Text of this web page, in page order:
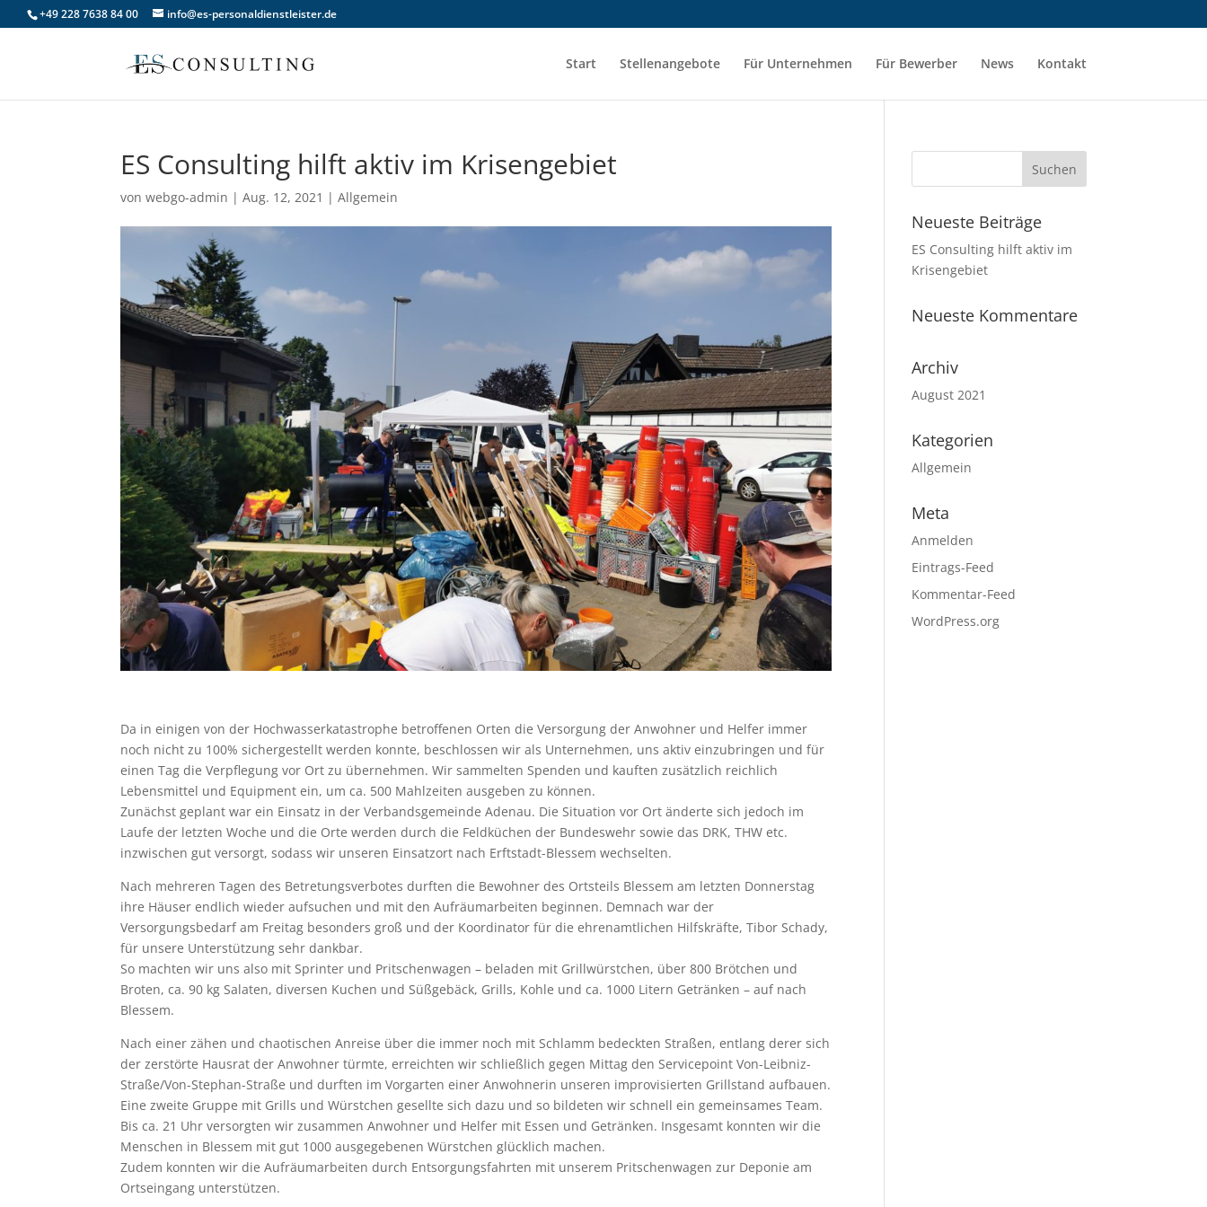
+49 228 7638 84 00 info@es-personaldienstleister.de
Start Stellenangebote Für Unternehmen Für Bewerber News Kontakt
ES Consulting hilft aktiv im Krisengebiet
vonwebgo-admin |Aug. 12, 2021 |Allgemein
Da in einigen von der Hochwasserkatastrophe betroffenen Orten die Versorgung der Anwohner und Helfer immer
noch nicht zu 100% sichergestellt werden konnte, beschlossen wir als Unternehmen, uns aktiv einzubringen und für
einen Tag die Verpflegung vor Ort zu übernehmen. Wir sammelten Spenden und kauften zusätzlich reichlich
Lebensmittel und Equipment ein, um ca. 500 Mahlzeiten ausgeben zu können.
Zunächst geplant war ein Einsatz in der Verbandsgemeinde Adenau. Die Situation vor Ort änderte sich jedoch im
Laufe der letzten Woche und die Orte werden durch die Feldküchen der Bundeswehr sowie das DRK, THW etc.
inzwischen gut versorgt, sodass wir unseren Einsatzort nach Erftstadt-Blessem wechselten.
Nach mehreren Tagen des Betretungsverbotes durften die Bewohner des Ortsteils Blessem am letzten Donnerstag
ihre Häuser endlich wieder aufsuchen und mit den Aufräumarbeiten beginnen. Demnach war der
Versorgungsbedarf am Freitag besonders groß und der Koordinator für die ehrenamtlichen Hilfskräfte, Tibor Schady,
für unsere Unterstützung sehr dankbar.
So machten wir uns also mit Sprinter und Pritschenwagen – beladen mit Grillwürstchen, über 800 Brötchen und
Broten, ca. 90 kg Salaten, diversen Kuchen und Süßgebäck, Grills, Kohle und ca. 1000 Litern Getränken – auf nach
Blessem.
Nach einer zähen und chaotischen Anreise über die immer noch mit Schlamm bedeckten Straßen, entlang derer sich
der zerstörte Hausrat der Anwohner türmte, erreichten wir schließlich gegen Mittag den Servicepoint Von-Leibniz-
Straße/Von-Stephan-Straße und durften im Vorgarten einer Anwohnerin unseren improvisierten Grillstand aufbauen.
Eine zweite Gruppe mit Grills und Würstchen gesellte sich dazu und so bildeten wir schnell ein gemeinsames Team.
Bis ca. 21 Uhr versorgten wir zusammen Anwohner und Helfer mit Essen und Getränken. Insgesamt konnten wir die
Menschen in Blessem mit gut 1000 ausgegebenen Würstchen glücklich machen.
Zudem konnten wir die Aufräumarbeiten durch Entsorgungsfahrten mit unserem Pritschenwagen zur Deponie am
Ortseingang unterstützen.
Neueste Beiträge
ES Consulting hilft aktiv im
Krisengebiet
Neueste Kommentare
Archiv
August 2021
Kategorien
Allgemein
Meta
Anmelden
Eintrags-Feed
Kommentar-Feed
WordPress.org